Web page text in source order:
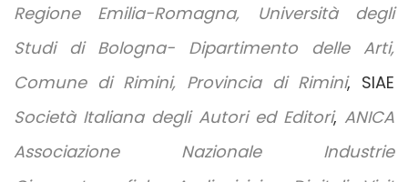
Regione Emilia-Romagna, Università degli
Studi di Bologna- Dipartimento delle Arti,
Comune di Rimini, Provincia di Rimini, SIAE
Società Italiana degli Autori ed Editori, ANICA
Associazione Nazionale Industrie